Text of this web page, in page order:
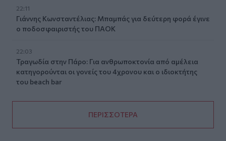
22:11
Γιάννης Κωνσταντέλιας: Μπαμπάς για δεύτερη φορά έγινε
ο ποδοσφαιριστής του ΠΑΟΚ
22:03
Τραγωδία στην Πάρο: Για ανθρωποκτονία από αμέλεια
κατηγορούνται οι γονείς του 4χρονου και ο ιδιοκτήτης
του beach bar
ΠΕΡΙΣΣΟΤΕΡΑ